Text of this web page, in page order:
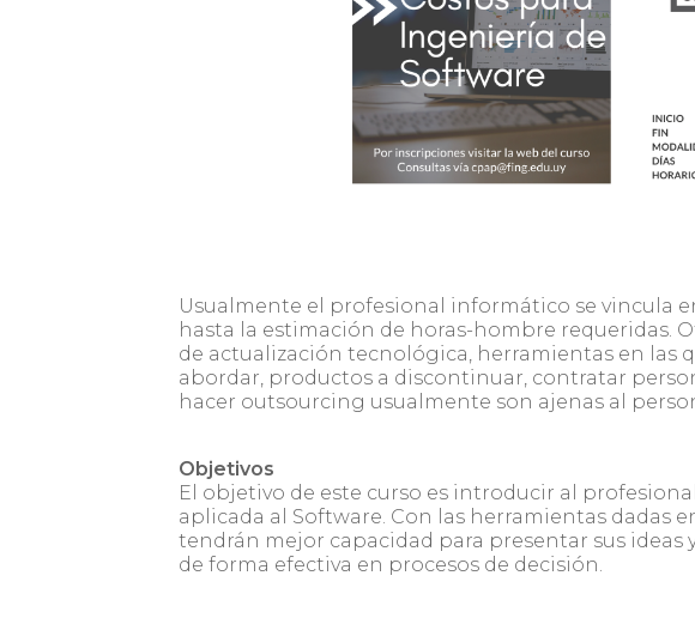
Usualmente el profesional informático se vincula
hasta la estimación de horas-hombre requeridas.
de actualización tecnológica, herramientas en las
abordar, productos a discontinuar, contratar
hacer outsourcing usualmente son ajenas al
Objetivos
El objetivo de este curso es introducir al
aplicada al Software. Con las herramientas dadas
tendrán mejor capacidad para presentar sus ideas
de forma efectiva en procesos de decisión.